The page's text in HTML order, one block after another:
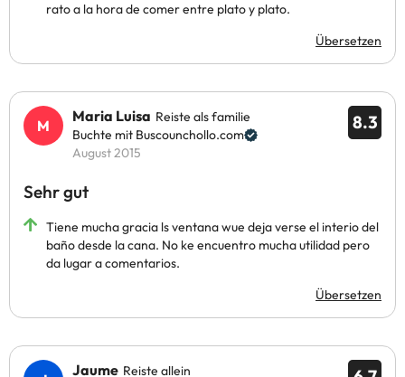
rato a la hora de comer entre plato y plato.
Übersetzen
8.3
Maria Luisa Reiste als familie
Buchte mit Buscounchollo.com
August 2015
Sehr gut
Tiene mucha gracia ls ventana wue deja verse el interio del
baño desde la cana. No ke encuentro mucha utilidad pero
da lugar a comentarios.
Übersetzen
Jaume Reiste allein